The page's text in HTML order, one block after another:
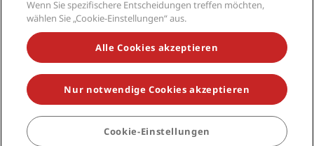
VERPASSEN SIE NIEMALS UNSERE BELIEBTESTEN
ANGEBOTE
© 2026 Radisson Hotel Group.Alle Rechte vorbehalten. RHG Radisson
Hotel Group, Radisson, Radisson RED, Radisson Blu, Radisson Collection,
Radisson Individuals, Park Plaza, Park Inn, Country Inn & Suites, Prize by
Radisson, Radisson Rewards und Radisson Meetings sind Warenzeichen
der Radisson Hotel Group.
Wenn Sie spezifischere Entscheidungen treffen möchten,
wählen Sie „Cookie-Einstellungen“ aus.
Alle Cookies akzeptieren
Nur notwendige Cookies akzeptieren
Cookie-Einstellungen